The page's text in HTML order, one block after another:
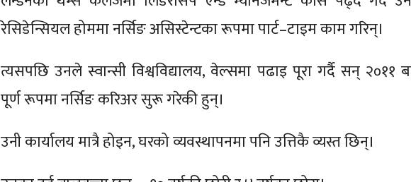
रेसिडेन्सियल होममा नर्सिङ असिस्टेन्टका रूपमा पार्ट–टाइम काम गरिन्।
त्यसपछि उनले स्वान्सी विश्वविद्यालय, वेल्समा पढाइ पूरा गर्दै सन् २०११
पूर्ण रूपमा नर्सिङ करिअर सुरू गरेकी हुन्।
उनी कार्यालय मात्रै होइन, घरको व्यवस्थापनमा पनि उत्तिकै व्यस्त छिन्।